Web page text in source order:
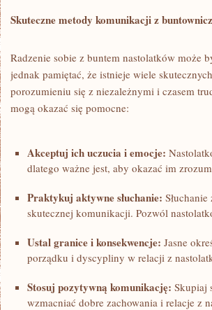
Skuteczne ‍metody komunikacji z
Radzenie sobie z buntem nastolatków
jednak pamiętać, że istnieje wiele
porozumieniu się z niezależnymi i czasem
mogą okazać⁢ się pomocne:
Akceptuj ich uczucia i emocje:
dlatego ważne jest, aby okazać im
Praktykuj aktywne słuchanie:
skutecznej komunikacji.​ Pozwól
Ustal granice i konsekwencje: Jasne
porządku i dyscypliny w relacji z
Stosuj pozytywną komunikację: Skupiaj
wzmacniać dobre zachowania i relacje z